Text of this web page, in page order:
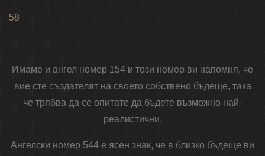
58
Имаме и ангел номер 154 и този номер ви напомня, че
вие ​​сте създателят на своето собствено бъдеще, така
че трябва да се опитате да бъдете възможно най-
реалистични.
Ангелски номер 544 е ясен знак, че в близко бъдеще ви